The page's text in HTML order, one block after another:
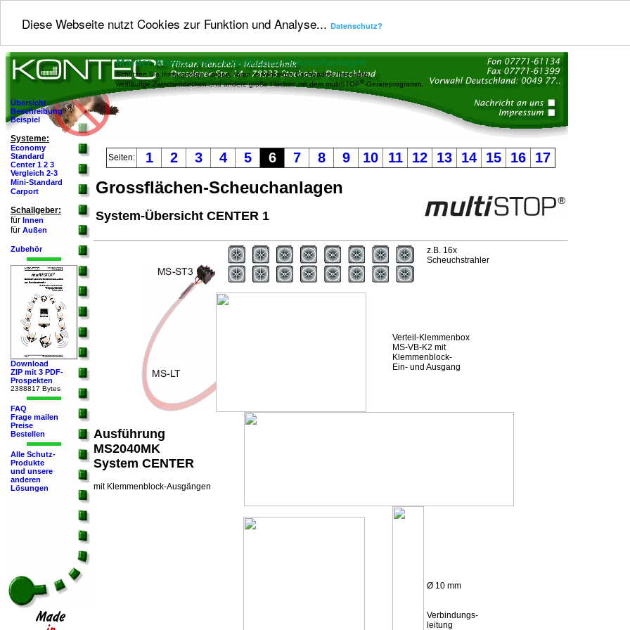
Diese Webseite nutzt Cookies zur Funktion und Analyse... Datenschutz?
Marder-Abwehr mit Grossflächen-Scheuchanlagen
Schützen Sie Ihren großen Carport, Ihren verwinkelten Dachboden, Ihre Halle,
weitläufige Zwischendecken und andere große Flächen mit dem multiSTOP®-Geräteprogramm.
Übersicht
Beschreibung
Beispiel
Systeme:
Economy
Standard
Center 1 2 3
Vergleich 2-3
Mini-Standard
Carport
Schallgeber:
für Innen
für Außen
Zubehör
Download
ZIP mit 3 PDF-
Prospekten
2388817 Bytes
FAQ
Frage mailen
Preise
Bestellen
Alle Schutz-
Produkte
und unsere
anderen
Lösungen
Seiten: 1 2 3 4 5 6 7 8 9 10 11 12 13 14 15 16 17
Grossflächen-Scheuchanlagen
System-Übersicht CENTER 1
z.B. 16x
Scheuchstrahler
Verteil-Klemmenbox
MS-VB-K2 mit
Klemmenblock-
Ein- und Ausgang
Ausführung
MS2040MK
System CENTER
mit Klemmenblock-Ausgängen
Ø 10 mm
Verbindungs-
leitung